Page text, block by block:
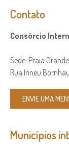
Contato
Consórcio
Sede: Praia
Rua Irineu
ENVIE UMA
Municípios